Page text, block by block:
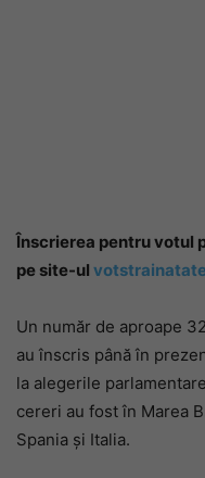
Înscrierea pentru votul
pe site-ul
Un număr de aproape
au înscris până în
la alegerile
cereri au fost în Marea
Spania și Italia.